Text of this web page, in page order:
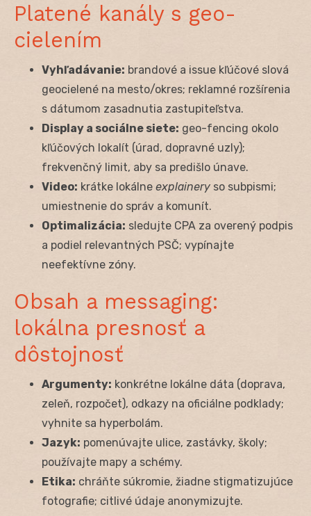
Platené kanály s geo-
cielením
Vyhľadávanie: brandové a issue kľúčové slová
geocielené na mesto/okres; reklamné rozšírenia
s dátumom zasadnutia zastupiteľstva.
Display a sociálne siete: geo-fencing okolo
kľúčových lokalít (úrad, dopravné uzly);
frekvenčný limit, aby sa predišlo únave.
Video: krátke lokálne explainery so subpismi;
umiestnenie do správ a komunít.
Optimalizácia: sledujte CPA za overený podpis
a podiel relevantných PSČ; vypínajte
neefektívne zóny.
Obsah a messaging:
lokálna presnosť a
dôstojnosť
Argumenty: konkrétne lokálne dáta (doprava,
zeleň, rozpočet), odkazy na oficiálne podklady;
vyhnite sa hyperbolám.
Jazyk: pomenúvajte ulice, zastávky, školy;
používajte mapy a schémy.
Etika: chráňte súkromie, žiadne stigmatizujúce
fotografie; citlivé údaje anonymizujte.